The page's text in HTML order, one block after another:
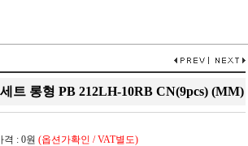
트 롱형 PB 212LH-10RB CN(9pcs) (MM)
격 : 0원 (옵션가확인 / VAT별도)